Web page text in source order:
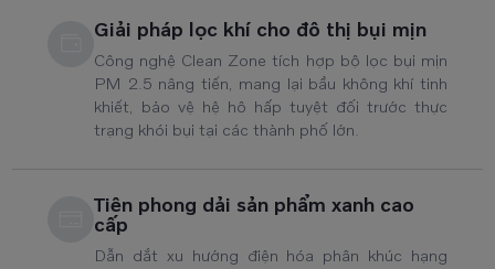
Giải pháp lọc khí cho đô thị bụi mịn
Công nghệ Clean Zone tích hợp bộ lọc bụi mịn
PM 2.5 nâng tiến, mang lại bầu không khí tinh
khiết, bảo vệ hệ hô hấp tuyệt đối trước thực
trạng khói bụi tại các thành phố lớn.
Tiên phong dải sản phẩm xanh cao
cấp
Dẫn dắt xu hướng điện hóa phân khúc hạng